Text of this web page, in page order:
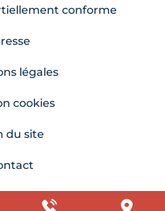
conforme
légales
cookies
du site